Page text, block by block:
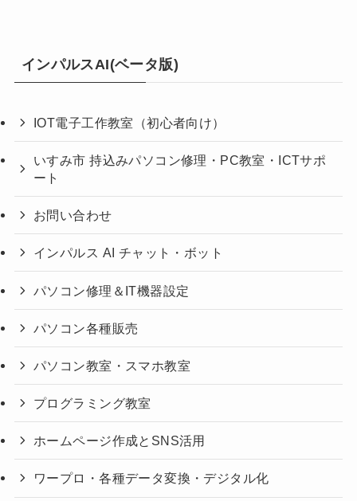
インパルスAI(ベータ版)
IOT電子工作教室（初心者向け）
いすみ市 持込みパソコン修理・PC教室・ICTサポ
ート
お問い合わせ
インパルス AI チャット・ボット
パソコン修理＆IT機器設定
パソコン各種販売
パソコン教室・スマホ教室
プログラミング教室
ホームページ作成とSNS活用
ワープロ・各種データ変換・デジタル化